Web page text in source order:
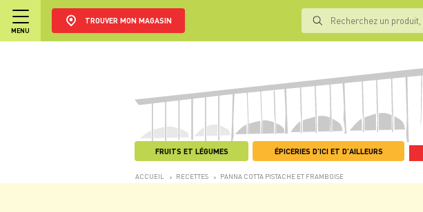
MENU
TROUVER MON MAGASIN
FRUITS ET LÉGUMES ÉPICERIES D'ICI ET D'AILLEURS
ACCUEIL > RECETTES > PANNA COTTA PISTACHE ET FRAMBOISE